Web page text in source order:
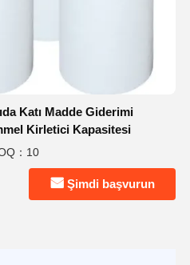
Katı Madde Giderimi
Kirletici Kapasitesi
：10
Şimdi başvurun